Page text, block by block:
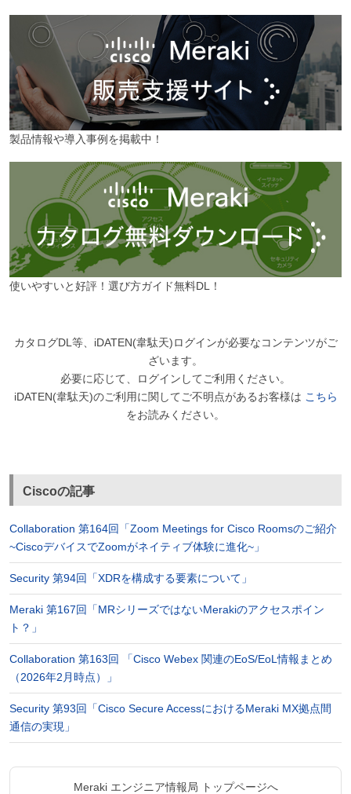
製品情報や導入事例を掲載中！
使いやすいと好評！選び方ガイド無料DL！
カタログDL等、iDATEN(韋駄天)ログインが必要なコンテンツがご
ざいます。
必要に応じて、ログインしてご利用ください。
iDATEN(韋駄天)のご利用に関してご不明点があるお客様は こちら
をお読みください。
Ciscoの記事
Collaboration 第164回「Zoom Meetings for Cisco Roomsのご紹介
~CiscoデバイスでZoomがネイティブ体験に進化~」
Security 第94回「XDRを構成する要素について」
Meraki 第167回「MRシリーズではないMerakiのアクセスポイン
ト？」
Collaboration 第163回 「Cisco Webex 関連のEoS/EoL情報まとめ
（2026年2月時点）」
Security 第93回「Cisco Secure AccessにおけるMeraki MX拠点間
通信の実現」
Meraki エンジニア情報局 トップページへ